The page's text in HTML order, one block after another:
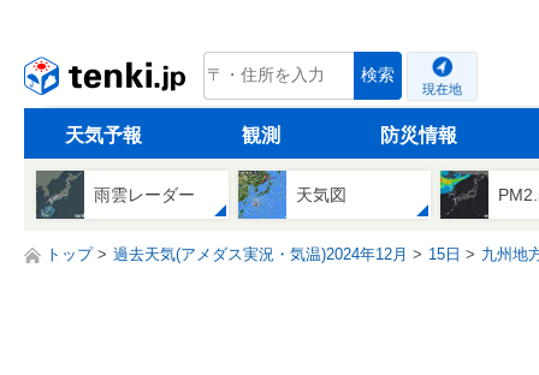
tenki.jp 検索
現在地
天気予報 観測 防災情報
雨雲レーダー 天気図
トップ 過去天気(アメダス実況・気温)2024年12月 15日 九州地